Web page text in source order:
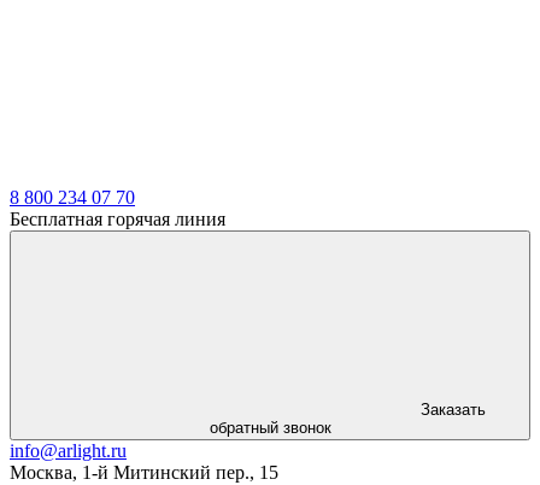
8 800 234 07 70
Бесплатная горячая линия
Заказать
обратный звонок
info@arlight.ru
Москва, 1-й Митинский пер., 15